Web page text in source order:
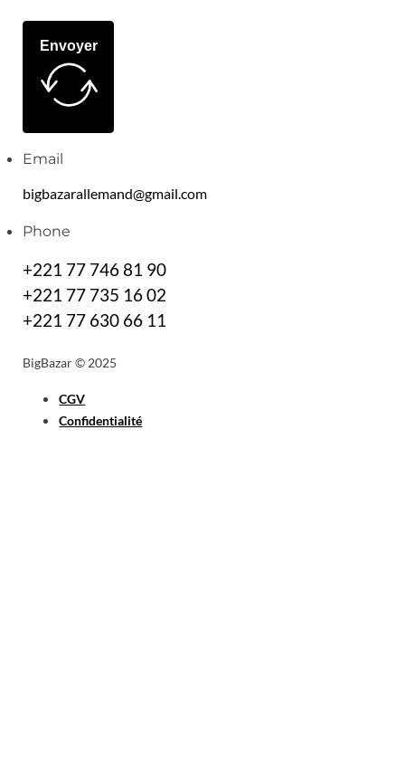
Envoyer
Email
bigbazarallemand@gmail.com
Phone
+221 77 746 81 90
+221 77 735 16 02
+221 77 630 66 11
BigBazar © 2025
CGV
Confidentialité